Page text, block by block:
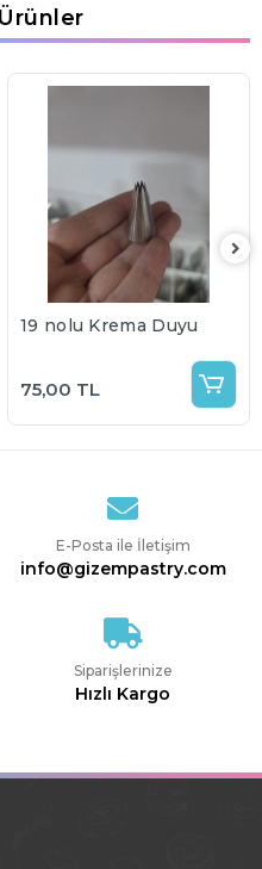
19 nolu Krema Duyu
75,00 TL
E-Posta ile İletişim
info@gizempastry.com
Siparişlerinize
Hızlı Kargo